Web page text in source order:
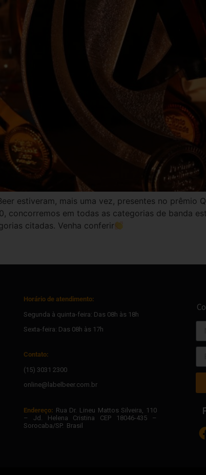
estiveram, mais uma vez, presentes no prêmio
concorremos em todas as categorias de banda
citadas. Venha conferir
Horário de atendimento:
Segunda à quinta-feira: Das 08h às 18h
Sexta-feira: Das 08h às 17h
Contato:
(15) 3031 2300
online@labelbeer.com.br
Endereço: Rua Dr. Lineu Mattos Silveira, 110
– Jd. Helena Cristina CEP 18046-435 –
Sorocaba/SP. Brasil